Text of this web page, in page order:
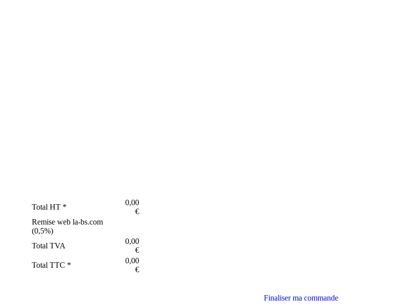
Total HT *
0,00
€
Remise web la-bs.com
(0,5%)
Total TVA
0,00
€
Total TTC *
0,00
€
Finaliser ma commande